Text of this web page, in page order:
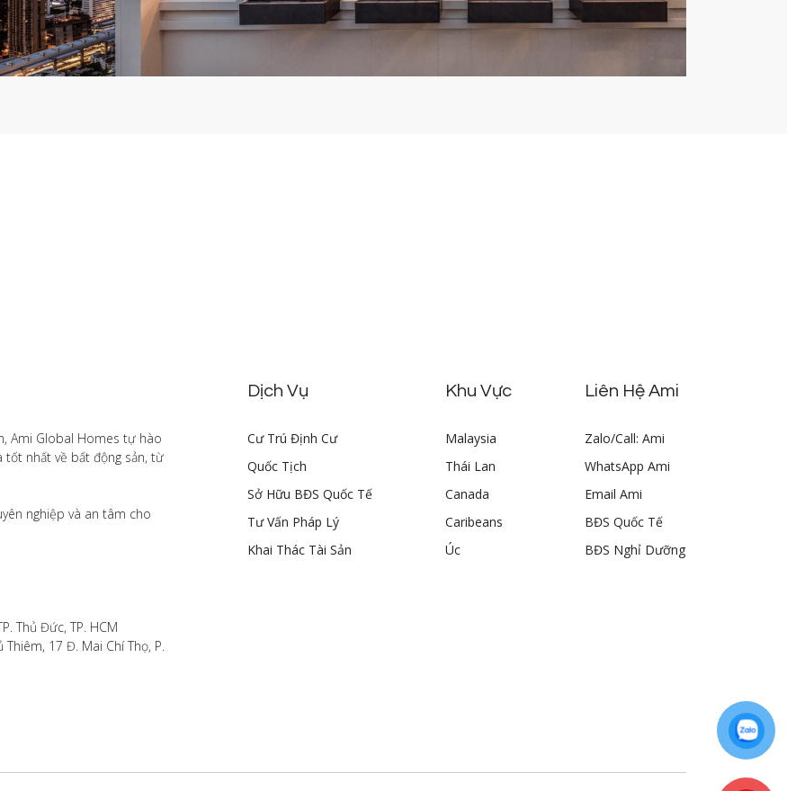
Ami Global Homes tự hào
tốt nhất về bất động sản, từ
nghiệp và an tâm cho
Thủ Đức, TP. HCM
Thiêm, 17 Đ. Mai Chí Thọ, P.
Dịch Vụ
Cư Trú Định Cư
Quốc Tịch
Sở Hữu BĐS Quốc Tế
Tư Vấn Pháp Lý
Khai Thác Tài Sản
Khu Vực
Malaysia
Thái Lan
Canada
Caribeans
Úc
Liên Hệ Ami
Zalo/Call: Ami
WhatsApp Ami
Email Ami
BĐS Quốc Tế
BĐS Nghỉ Dưỡng